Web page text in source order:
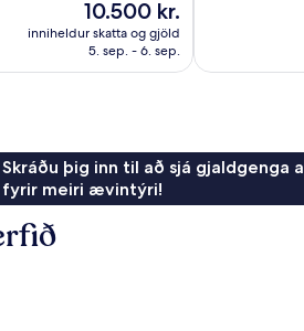
Verðið
er
10.500 kr.
10.500 kr.
inniheldur skatta og gjöld
5. sep. - 6. sep.
Skráðu þig inn til að sjá
fyrir meiri ævintýri!